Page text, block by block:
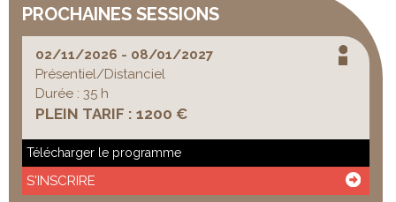
PROCHAINES SESSIONS
02/11/2026 - 08/01/2027
Présentiel/Distanciel
Durée : 35 h
PLEIN TARIF : 1200 €
Télécharger le programme
S'INSCRIRE